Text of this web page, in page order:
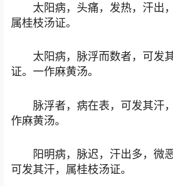
太阳病，头痛，发热，汗出
属桂枝汤证。
太阳病，脉浮而数者，可发
证。一作麻黄汤。
脉浮者，病在表，可发其汗
作麻黄汤。
阳明病，脉迟，汗出多，微
可发其汗，属桂枝汤证。